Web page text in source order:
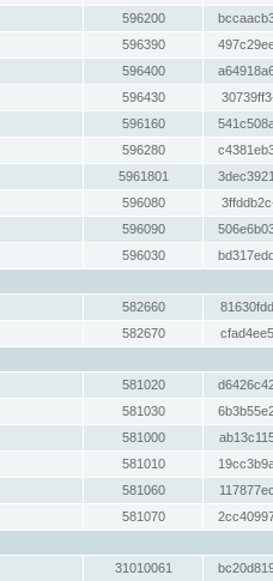
596200
596390
596400
596430
596160
596280
5961801
596080
596090
596030
582660
582670
581020
581030
581000
581010
581060
581070
31010061